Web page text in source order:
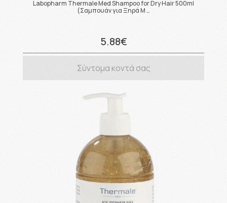
Labopharm Thermale Med Shampoo for Dry Hair 500ml
(Σαμπουάν για Ξηρά Μ …
5.88€
Σύντομα κοντά σας